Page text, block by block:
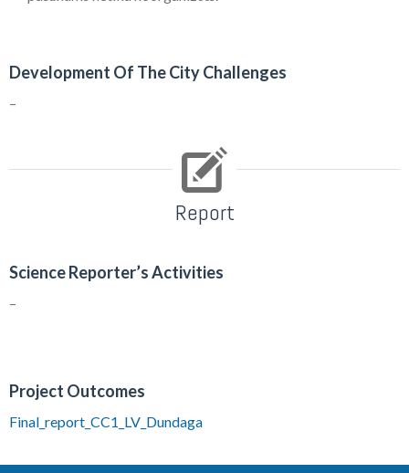
Development Of The City Challenges
–
Report
Science Reporter’s Activities
–
Project Outcomes
Final_report_CC1_LV_Dundaga